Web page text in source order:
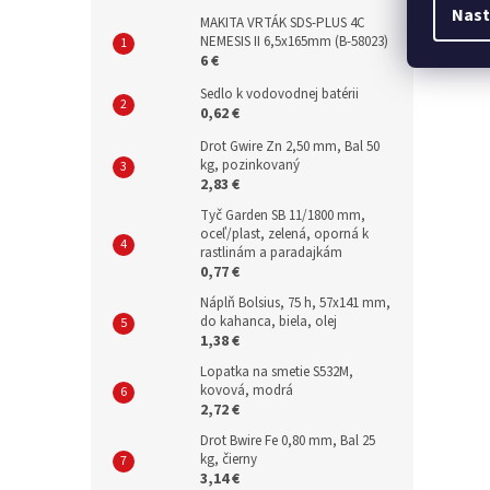
MAKITA VRTÁK SDS-PLUS 4C
NEMESIS II 6,5x165mm (B-58023)
6 €
Sedlo k vodovodnej batérii
0,62 €
Drot Gwire Zn 2,50 mm, Bal 50
kg, pozinkovaný
2,83 €
Tyč Garden SB 11/1800 mm,
oceľ/plast, zelená, oporná k
rastlinám a paradajkám
0,77 €
Náplň Bolsius, 75 h, 57x141 mm,
do kahanca, biela, olej
1,38 €
Lopatka na smetie S532M,
kovová, modrá
2,72 €
Drot Bwire Fe 0,80 mm, Bal 25
kg, čierny
3,14 €